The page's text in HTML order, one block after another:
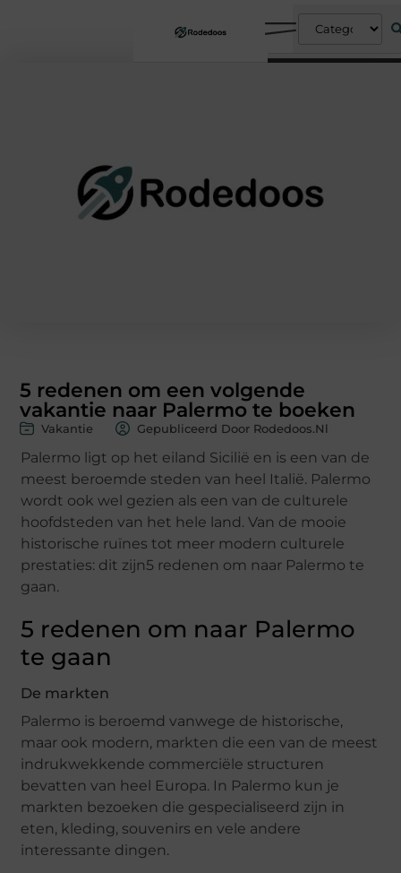
5 redenen om een volgende
vakantie naar Palermo te boeken
Vakantie Gepubliceerd Door Rodedoos.nl
Palermo ligt op het eiland Sicilië en is een van de
meest beroemde steden van heel Italië. Palermo
wordt ook wel gezien als een van de culturele
hoofdsteden van het hele land. Van de mooie
historische ruïnes tot meer modern culturele
prestaties: dit zijn5 redenen om naar Palermo te
gaan.
5 redenen om naar Palermo
te gaan
De markten
Palermo is beroemd vanwege de historische,
maar ook modern, markten die een van de meest
indrukwekkende commerciële structuren
bevatten van heel Europa. In Palermo kun je
markten bezoeken die gespecialiseerd zijn in
eten, kleding, souvenirs en vele andere
interessante dingen.